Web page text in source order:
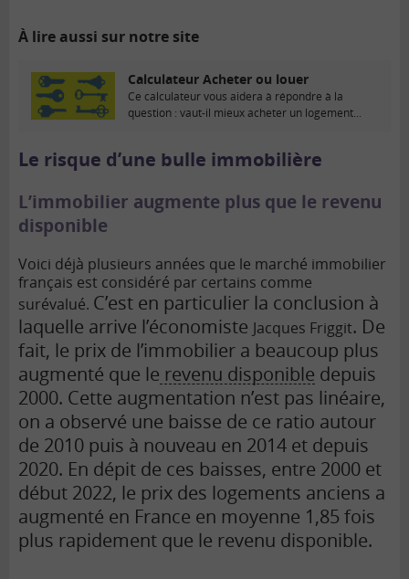
À lire aussi sur notre site
Calculateur Acheter ou louer
Ce calculateur vous aidera à répondre à la
question : vaut-il mieux acheter un logement...
Le risque d’une bulle immobilière
L’immobilier augmente plus que le revenu
disponible
Voici déjà plusieurs années que le marché immobilier
français est considéré par certains comme
surévalué. C’est en particulier la conclusion à
laquelle arrive l’économiste Jacques Friggit. De
fait, le prix de l’immobilier a beaucoup plus
augmenté que le revenu disponible depuis
2000. Cette augmentation n’est pas linéaire,
on a observé une baisse de ce ratio autour
de 2010 puis à nouveau en 2014 et depuis
2020. En dépit de ces baisses, entre 2000 et
début 2022, le prix des logements anciens a
augmenté en France en moyenne 1,85 fois
plus rapidement que le revenu disponible.